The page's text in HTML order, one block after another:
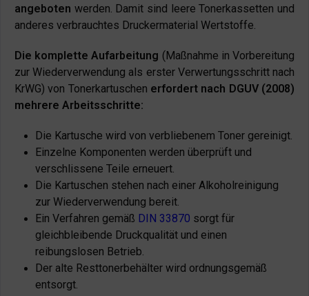
angeboten werden. Damit sind leere Tonerkassetten und
anderes verbrauchtes Druckermaterial Wertstoffe.
Die komplette Aufarbeitung (Maßnahme in Vorbereitung
zur Wiederverwendung als erster Verwertungsschritt nach
KrWG) von Tonerkartuschen erfordert nach DGUV (2008)
mehrere Arbeitsschritte:
Die Kartusche wird von verbliebenem Toner gereinigt.
Einzelne Komponenten werden überprüft und
verschlissene Teile erneuert.
Die Kartuschen stehen nach einer Alkoholreinigung
zur Wiederverwendung bereit.
Ein Verfahren gemäß DIN 33870 sorgt für
gleichbleibende Druckqualität und einen
reibungslosen Betrieb.
Der alte Resttonerbehälter wird ordnungsgemäß
entsorgt.